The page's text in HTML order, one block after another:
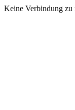
Keine Verbindung zu